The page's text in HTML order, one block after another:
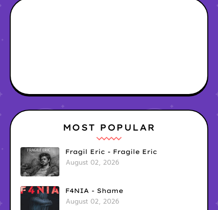
MOST POPULAR
Fragil Eric - Fragile Eric
August 02, 2026
F4NIA - Shame
August 02, 2026